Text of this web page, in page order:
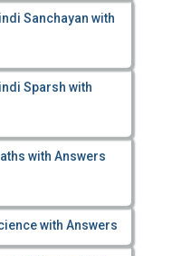
Sanchayan with
Sparsh with
with Answers
with Answers